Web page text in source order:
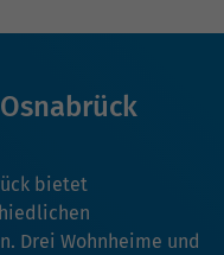
bietet
Drei Wohnheime und